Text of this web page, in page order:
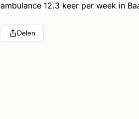
ambulance 12.3 keer per week in
Delen